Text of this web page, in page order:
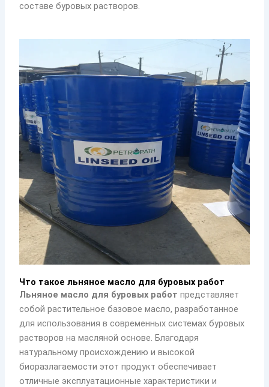
составе буровых растворов.
Что такое льняное масло для буровых работ
Льняное масло для буровых работ представляет
собой растительное базовое масло, разработанное
для использования в современных системах буровых
растворов на масляной основе. Благодаря
натуральному происхождению и высокой
биоразлагаемости этот продукт обеспечивает
отличные эксплуатационные характеристики и